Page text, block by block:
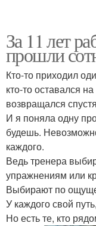
За 11 лет
прошли
Кто-то приходил
кто-то оставался
возвращался
И я поняла одну
будешь.
каждого.
Ведь тренера
упражнениям или
Выбирают по
У каждого свой
Но есть те, кто